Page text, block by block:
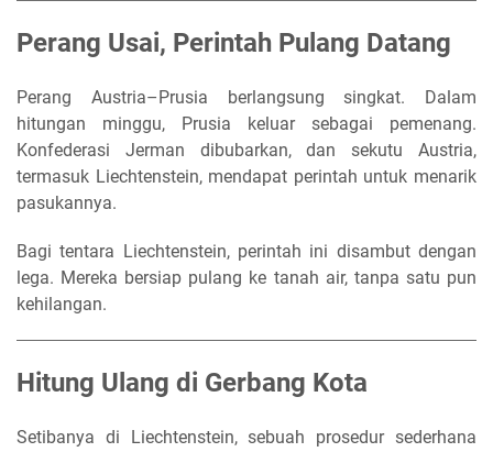
Perang Usai, Perintah Pulang Datang
Perang Austria–Prusia berlangsung singkat. Dalam
hitungan minggu, Prusia keluar sebagai pemenang.
Konfederasi Jerman dibubarkan, dan sekutu Austria,
termasuk Liechtenstein, mendapat perintah untuk menarik
pasukannya.
Bagi tentara Liechtenstein, perintah ini disambut dengan
lega. Mereka bersiap pulang ke tanah air, tanpa satu pun
kehilangan.
Hitung Ulang di Gerbang Kota
Setibanya di Liechtenstein, sebuah prosedur sederhana